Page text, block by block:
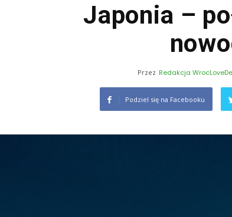
Japonia –
Przez Redakcja
Podziel się na Facebooku